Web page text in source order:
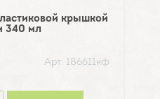
крышкой
340 мл
Арт: 186611кф